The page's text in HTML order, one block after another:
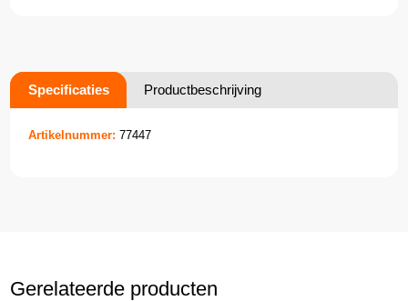
Specificaties Productbeschrijving
Artikelnummer: 77447
Gerelateerde producten